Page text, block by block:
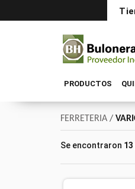
PRODUCTOS
FERRETERIA /
Se encontraron 13